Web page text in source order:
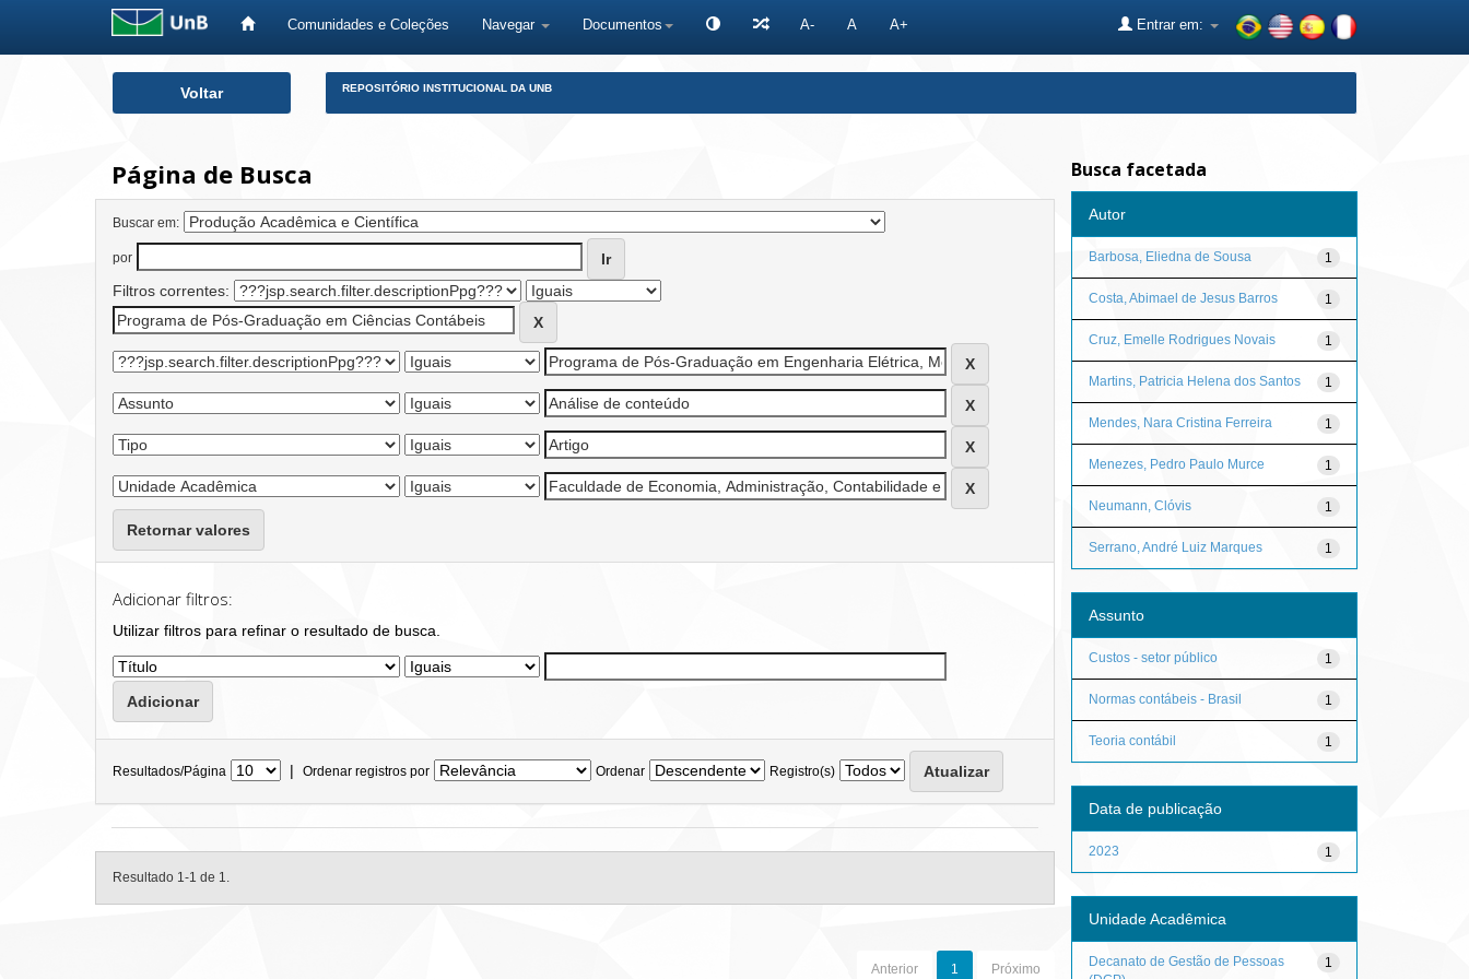
Comunidades e Coleções Navegar Documentos A- A A+ Entrar em:
Voltar REPOSITÓRIO INSTITUCIONAL DA UNB
Página de Busca
Buscar em:
por
Filtros correntes:
Retornar valores
Adicionar filtros:
Utilizar filtros para refinar o resultado de busca.
Resultados/Página | Ordenar registros por Ordenar Registro(s)
Resultado 1-1 de 1.
Anterior 1 Próximo
Busca facetada
Autor
1
Barbosa, Eliedna de Sousa
1
Costa, Abimael de Jesus Barros
1
Cruz, Emelle Rodrigues Novais
1
Martins, Patricia Helena dos Santos
1
Mendes, Nara Cristina Ferreira
1
Menezes, Pedro Paulo Murce
1
Neumann, Clóvis
1
Serrano, André Luiz Marques
Assunto
1
Custos - setor público
1
Normas contábeis - Brasil
1
Teoria contábil
Data de publicação
1
2023
Unidade Acadêmica
1
Decanato de Gestão de Pessoas